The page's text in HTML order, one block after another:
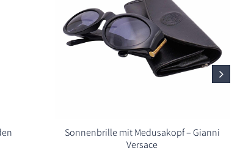
Sonnenbrille mit Medusakopf – Gianni
Versace